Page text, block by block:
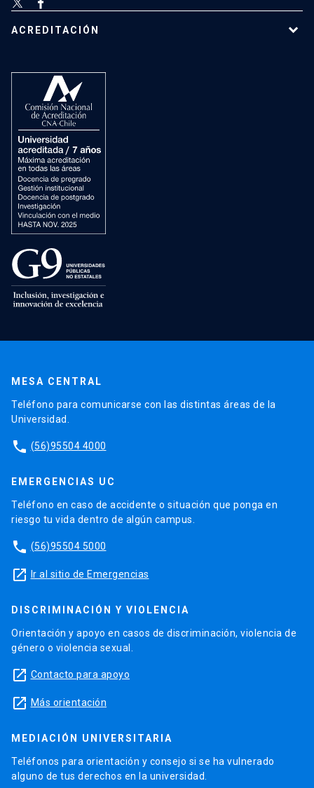
ACREDITACIÓN
MESA CENTRAL
Teléfono para comunicarse con las distintas áreas de la
Universidad.
phone (56)95504 4000
EMERGENCIAS UC
Teléfono en caso de accidente o situación que ponga en
riesgo tu vida dentro de algún campus.
phone (56)95504 5000
launch Ir al sitio de Emergencias
DISCRIMINACIÓN Y VIOLENCIA
Orientación y apoyo en casos de discriminación, violencia de
género o violencia sexual.
launch Contacto para apoyo
launch Más orientación
MEDIACIÓN UNIVERSITARIA
Teléfonos para orientación y consejo si se ha vulnerado
alguno de tus derechos en la universidad.